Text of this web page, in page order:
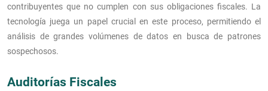
contribuyentes que no cumplen con sus obligaciones fiscales. La
tecnología juega un papel crucial en este proceso, permitiendo el
análisis de grandes volúmenes de datos en busca de patrones
sospechosos.
Auditorías Fiscales